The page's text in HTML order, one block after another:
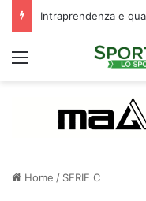
Menu
Home / SERIE C